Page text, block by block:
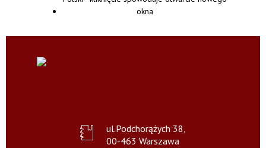
ul.Podchorążych 38,
00-463 Warszawa